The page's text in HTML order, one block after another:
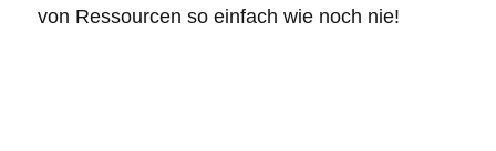
von Ressourcen so einfach wie noch nie!